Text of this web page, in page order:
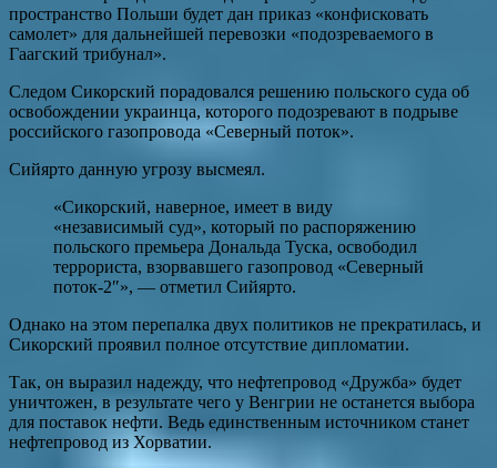
пространство Польши будет дан приказ «конфисковать
самолет» для дальнейшей перевозки «подозреваемого в
Гаагский трибунал».
Следом Сикорский порадовался решению польского суда об
освобождении украинца, которого подозревают в подрыве
российского газопровода «Северный поток».
Сийярто данную угрозу высмеял.
«Сикорский, наверное, имеет в виду
«независимый суд», который по распоряжению
польского премьера Дональда Туска, освободил
террориста, взорвавшего газопровод «Северный
поток-2″», — отметил Сийярто.
Однако на этом перепалка двух политиков не прекратилась, и
Сикорский проявил полное отсутствие дипломатии.
Так, он выразил надежду, что нефтепровод «Дружба» будет
уничтожен, в результате чего у Венгрии не останется выбора
для поставок нефти. Ведь единственным источником станет
нефтепровод из Хорватии.